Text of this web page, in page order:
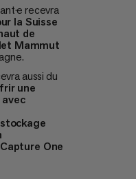
recevra
la Suisse
de
Mammut
aussi du
une
One